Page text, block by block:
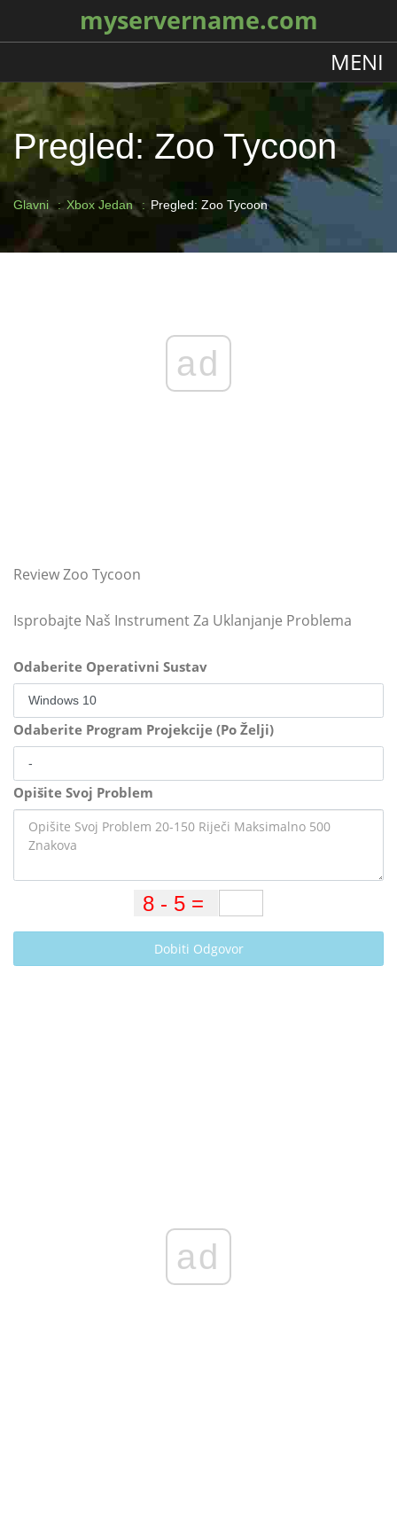
myservername.com
MENI
Pregled: Zoo Tycoon
Glavni Xbox Jedan Pregled: Zoo Tycoon
ad
Review Zoo Tycoon
Isprobajte Naš Instrument Za Uklanjanje Problema
Odaberite Operativni Sustav
Odaberite Program Projekcije (Po Želji)
Opišite Svoj Problem
Dobiti Odgovor
ad